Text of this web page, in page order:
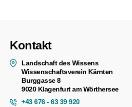
Kontakt
Landschaft des Wissens
Wissenschaftsverein Kärnten
Burggasse 8
9020 Klagenfurt am Wörthersee
+43 676 - 63 39 920